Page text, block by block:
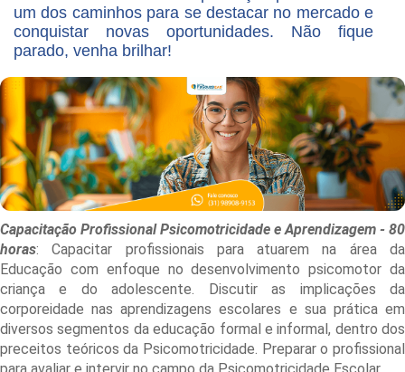
um dos caminhos para se destacar no mercado e
conquistar novas oportunidades. Não fique
parado, venha brilhar!
Capacitação Profissional Psicomotricidade e Aprendizagem - 80
horas: Capacitar profissionais para atuarem na área da
Educação com enfoque no desenvolvimento psicomotor da
criança e do adolescente. Discutir as implicações da
corporeidade nas aprendizagens escolares e sua prática em
diversos segmentos da educação formal e informal, dentro dos
preceitos teóricos da Psicomotricidade. Preparar o profissional